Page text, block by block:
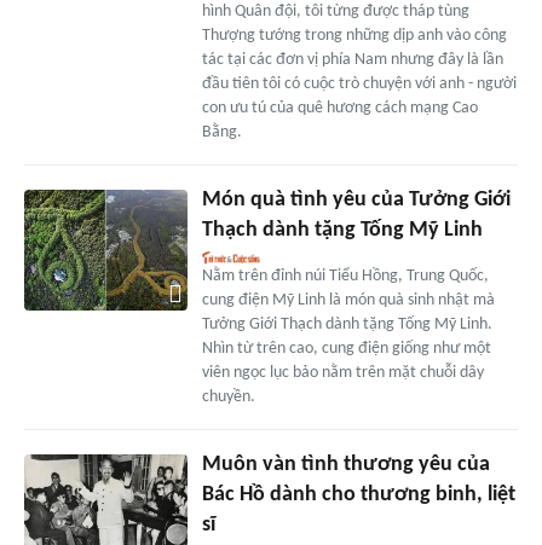
hình Quân đội, tôi từng được tháp tùng
Thượng tướng trong những dịp anh vào công
tác tại các đơn vị phía Nam nhưng đây là lần
đầu tiên tôi có cuộc trò chuyện với anh - người
con ưu tú của quê hương cách mạng Cao
Bằng.
Món quà tình yêu của Tưởng Giới
Thạch dành tặng Tống Mỹ Linh
Nằm trên đỉnh núi Tiểu Hồng, Trung Quốc,
cung điện Mỹ Linh là món quà sinh nhật mà
Tưởng Giới Thạch dành tặng Tống Mỹ Linh.
Nhìn từ trên cao, cung điện giống như một
viên ngọc lục bảo nằm trên mặt chuỗi dây
chuyền.
Muôn vàn tình thương yêu của
Bác Hồ dành cho thương binh, liệt
sĩ